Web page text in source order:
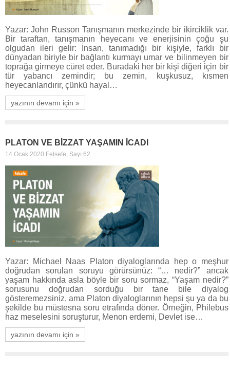
Yazar: John Russon Tanışmanın merkezinde bir ikirciklik var.
Bir taraftan, tanışmanın heyecanı ve enerjisinin çoğu şu
olgudan ileri gelir: İnsan, tanımadığı bir kişiyle, farklı bir
dünyadan biriyle bir bağlantı kurmayı umar ve bilinmeyen bir
toprağa girmeye cüret eder. Buradaki her bir kişi diğeri için bir
tür yabancı zemindir; bu zemin, kuşkusuz, kısmen
heyecanlandırır, çünkü hayal…
yazının devamı için »
PLATON VE BİZZAT YAŞAMIN İCADI
14 Ocak 2020 Felsefe, Sayı 62
Yazar: Michael Naas Platon diyaloglarında hep o meşhur
doğrudan sorulan soruyu görürsünüz: “… nedir?” ancak
yaşam hakkında asla böyle bir soru sormaz, “Yaşam nedir?”
sorusunu doğrudan sorduğu bir tane bile diyalog
gösteremezsiniz, ama Platon diyaloglarının hepsi şu ya da bu
şekilde bu müstesna soru etrafında döner. Örneğin, Philebus
haz meselesini soruşturur, Menon erdemi, Devlet ise…
yazının devamı için »